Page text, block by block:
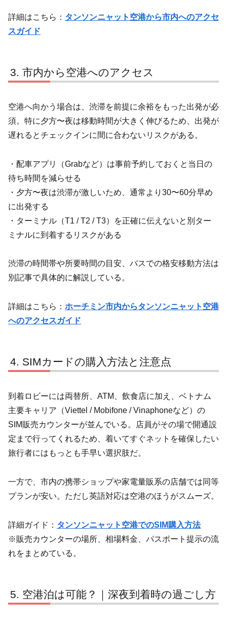
詳細はこちら： タンソンニャット空港から市内へのアクセ
スガイド
市内から空港へのアクセス
空港へ向かう場合は、渋滞を前提に余裕をもった出発が必
須。特に夕方〜夜は移動時間が大きく伸びるため、出発が
遅れるとチェックインに間に合わないリスクがある。
・配車アプリ（Grabなど）は事前予約しておくと当日の
待ち時間を減らせる
・夕方〜夜は渋滞が激しいため、通常より30〜60分早め
に出発する
・ターミナル（T1 / T2 / T3）を正確に伝えないと別ター
ミナルに到着するリスクがある
渋滞の時間帯や所要時間の目安、バスでの格安移動方法は
別記事で具体的に解説している。
詳細はこちら： ホーチミン市内からタンソンニャット空港
へのアクセスガイド
SIMカードの購入方法と注意点
到着ロビーには両替所、ATM、飲食店に加え、ベトナム
主要キャリア（Viettel / Mobifone / Vinaphoneなど）の
SIM販売カウンターが並んでいる。店員がその場で開通設
定まで行ってくれるため、着いてすぐネットを確保したい
旅行者にはもっとも手早い選択肢だ。
一方で、市内の携帯ショップや家電量販系の店舗では同等
プランが安い。ただし英語対応は空港のほうがスムーズ。
詳細ガイド： タンソンニャット空港でのSIM購入方法
※販売カウンターの場所、相場料金、パスポート提示の流
れをまとめている。
空港泊は可能？｜深夜到着時の過ごし方